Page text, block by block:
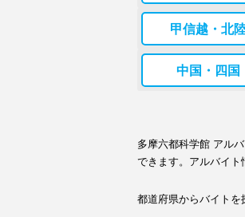
甲信越・北
中国・四国
多摩六都科学館 アル
できます。アルバイト
都道府県からバイトを